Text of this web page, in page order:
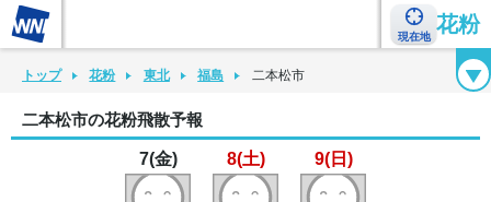
現在地
花粉
花粉カレンダー 花粉図鑑 花粉症チェックシート 花粉症ハンドブック
トップ 花粉 東北 福島 二本松市
二本松市の花粉飛散予報
7(金) 8(土) 9(日)